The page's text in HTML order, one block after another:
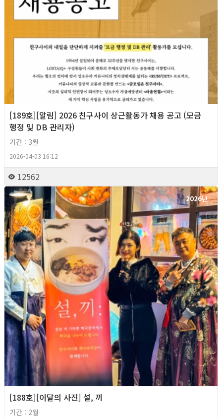
[189호][알림] 2026 친구사이 상근활동가 채용 공고 (모금
행정 및 DB 관리자)
기간 : 3월
2026-04-03 16:12
12562
2026년
[188호][이달의 사진] 설, 끼
기간 : 2월